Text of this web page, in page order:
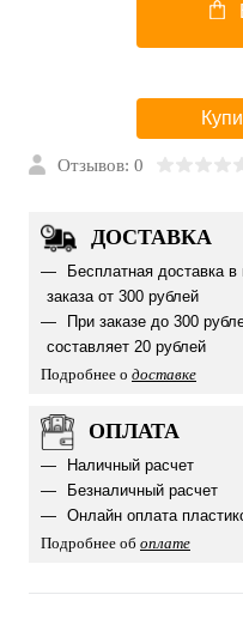
Отзывов: 0
ДОСТАВКА
Бесплатная доставка
заказа от 300 рублей
При заказе до 300
составляет 20 рублей
Подробнее о доставке
ОПЛАТА
Наличный расчет
Безналичный расчет
Онлайн оплата
Подробнее об оплате